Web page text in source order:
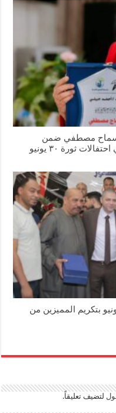
سماح مصطفي ضمن
ثورة ٣٠ يونيو
د.احمد جبيلي يحيي ذكري ٣٠ يونيو بتكريم المميزين من
لتضيف تعليقاً.